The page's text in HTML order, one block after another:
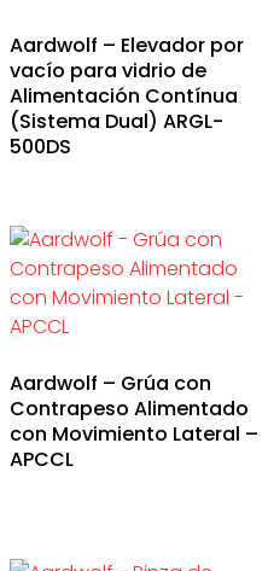
Aardwolf – Elevador por
vacío para vidrio de
Alimentación Contínua
(Sistema Dual) ARGL-
500DS
Aardwolf – Grúa con
Contrapeso Alimentado
con Movimiento Lateral –
APCCL